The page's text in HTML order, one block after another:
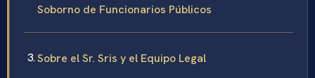
Soborno de Funcionarios Públicos
Sobre el Sr. Sris y el Equipo Legal